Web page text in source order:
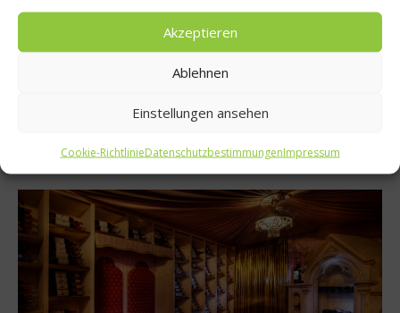
Akzeptieren
Ablehnen
Einstellungen ansehen
Cookie-RichtlinieDatenschutzbestimmungenImpressum
Eine Einschränkung gibt es allerdings, die für die
Besichtigung des Mahatma Wine gilt: Nur Hausgäste
des Hotels La Perla oder des Restaurants La Stüa de
Michil dürfen den Keller besichtigen. Vielleicht ist das
auch gut so, wäre der Andrang an Schaulustigen
sonst doch ungemein höher.
Mehr Infos zumMahatma Wine